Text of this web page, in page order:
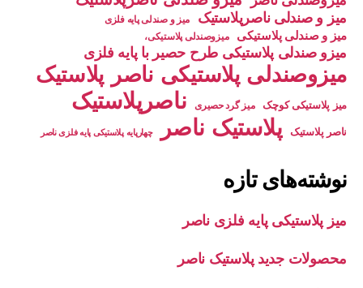
میز و صندلی ناصرپلاستیک میز و صندلی پایه فلزی
میز و صندلی پلاستیکی میزوصندلی پلاستیکی،
میزو صندلی پلاستیکی طرح حصیر با پایه فلزی
میزوصندلی پلاستیکی ناصر پلاستیک
میز پلاستیکی کوچک میز گرد حصیری ناصرپلاستیک
ناصر پلاستیک پلاستیک ناصر چهارپایه پلاستیکی پایه فلزی ناصر
نوشته‌های تازه
میز پلاستیکی پایه فلزی ناصر
محصولات جدید پلاستیک ناصر